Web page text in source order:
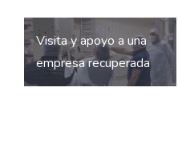
Navegación
de
entradas
Visita y apoyo a una
empresa recuperada